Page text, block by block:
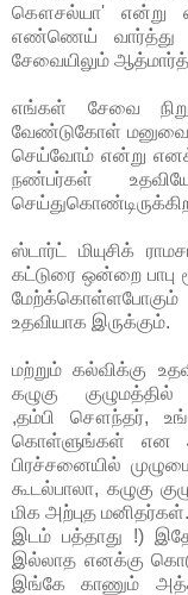
கௌசல்யா' என்று
எண்ணெய் வார்த்து
சேவையிலும்
எங்கள் சேவை
வேண்டுகோள் மனுவை
செய்வோம் என்று
நண்பர்கள்
ஸ்டார்ட் மியுசிக்
கட்டுரை ஒன்றை பாபு
மேற்க்கொள்ளபோகும்
உதவியாக இருக்கும்.
மற்றும் கல்விக்கு
கழுகு
,தம்பி சௌந்தர்,
கொள்ளுங்கள் என
பிரச்சனையில்
கூடல்பாலா, கழுகு
மிக அற்புத
இடம் பத்தாது !)
இல்லாத எனக்கு
இங்கே காணும்